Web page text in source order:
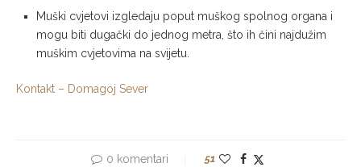
Muški cvjetovi izgledaju poput muškog spolnog organa i
mogu biti dugački do jednog metra, što ih čini najdužim
muškim cvjetovima na svijetu.
Kontakt – Domagoj Sever
0 komentari 51